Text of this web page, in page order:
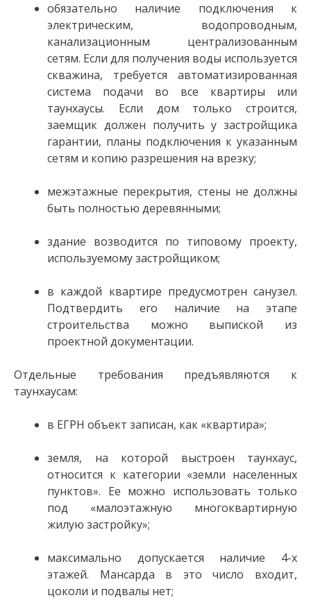
обязательно наличие подключения к
электрическим, водопроводным,
канализационным централизованным
сетям. Если для получения воды используется
скважина, требуется автоматизированная
система подачи во все квартиры или
таунхаусы. Если дом только строится,
заемщик должен получить у застройщика
гарантии, планы подключения к указанным
сетям и копию разрешения на врезку;
межэтажные перекрытия, стены не должны
быть полностью деревянными;
здание возводится по типовому проекту,
используемому застройщиком;
в каждой квартире предусмотрен санузел.
Подтвердить его наличие на этапе
строительства можно выпиской из
проектной документации.
Отдельные требования предъявляются к
таунхаусам:
в ЕГРН объект записан, как «квартира»;
земля, на которой выстроен таунхаус,
относится к категории «земли населенных
пунктов». Ее можно использовать только
под «малоэтажную многоквартирную
жилую застройку»;
максимально допускается наличие 4-х
этажей. Мансарда в это число входит,
цоколи и подвалы нет;